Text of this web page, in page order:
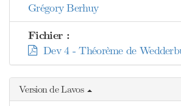
Grégory Berhuy
Fichier :
Dev 4 - Théorème de
Version de Lavos